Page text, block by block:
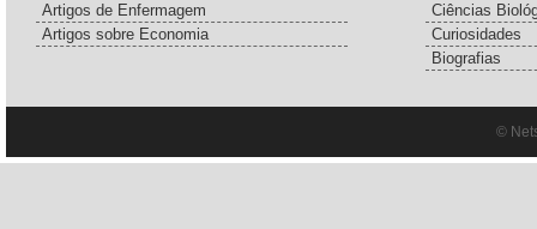
Artigos de Enfermagem
Artigos sobre Economia
Ciências
Curiosidades
Biografias
©